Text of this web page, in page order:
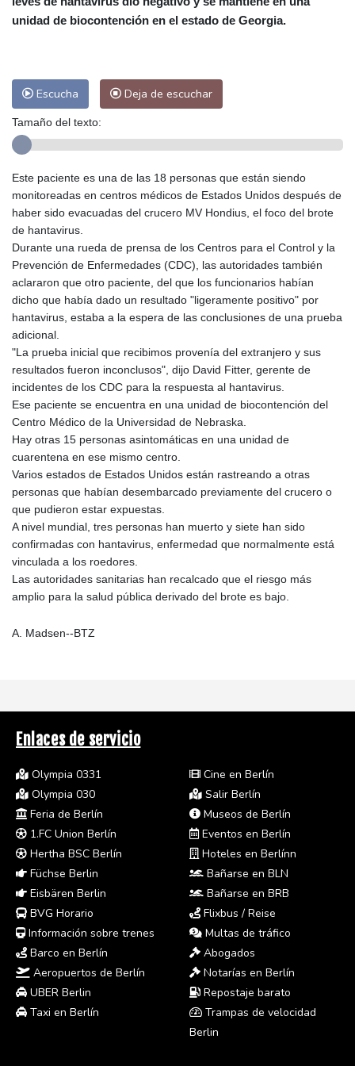
Las Palmas de Gran Canaria
23 °C
San José
24 °C Asunción
Panama City
26 °C
unidad de biocontención en el estado de Georgia.
Escucha Deja de escuchar
Tamaño del texto:
Este paciente es una de las 18 personas que están siendo
monitoreadas en centros médicos de Estados Unidos después de
haber sido evacuadas del crucero MV Hondius, el foco del brote
de hantavirus.
Durante una rueda de prensa de los Centros para el Control y la
Prevención de Enfermedades (CDC), las autoridades también
aclararon que otro paciente, del que los funcionarios habían
dicho que había dado un resultado "ligeramente positivo" por
hantavirus, estaba a la espera de las conclusiones de una prueba
adicional.
"La prueba inicial que recibimos provenía del extranjero y sus
resultados fueron inconclusos", dijo David Fitter, gerente de
incidentes de los CDC para la respuesta al hantavirus.
Ese paciente se encuentra en una unidad de biocontención del
Centro Médico de la Universidad de Nebraska.
Hay otras 15 personas asintomáticas en una unidad de
cuarentena en ese mismo centro.
Varios estados de Estados Unidos están rastreando a otras
personas que habían desembarcado previamente del crucero o
que pudieron estar expuestas.
A nivel mundial, tres personas han muerto y siete han sido
confirmadas con hantavirus, enfermedad que normalmente está
vinculada a los roedores.
Las autoridades sanitarias han recalcado que el riesgo más
amplio para la salud pública derivado del brote es bajo.
A. Madsen--BTZ
Enlaces de servicio
Olympia 0331
Olympia 030
Feria de Berlín
1.FC Union Berlín
Hertha BSC Berlín
Füchse Berlin
Eisbären Berlin
BVG Horario
Información sobre trenes
Barco en Berlín
Aeropuertos de Berlín
UBER Berlin
Taxi en Berlín
Cine en Berlín
Salir Berlín
Museos de Berlín
Eventos en Berlín
Hoteles en Berlínn
Bañarse en BLN
Bañarse en BRB
Flixbus / Reise
Multas de tráfico
Abogados
Notarías en Berlín
Repostaje barato
Trampas de velocidad
Berlin